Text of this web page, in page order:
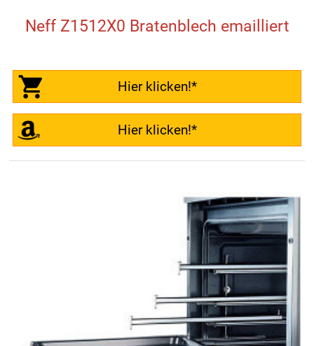
Neff Z1512X0 Bratenblech emailliert
Hier klicken!*
Hier klicken!*